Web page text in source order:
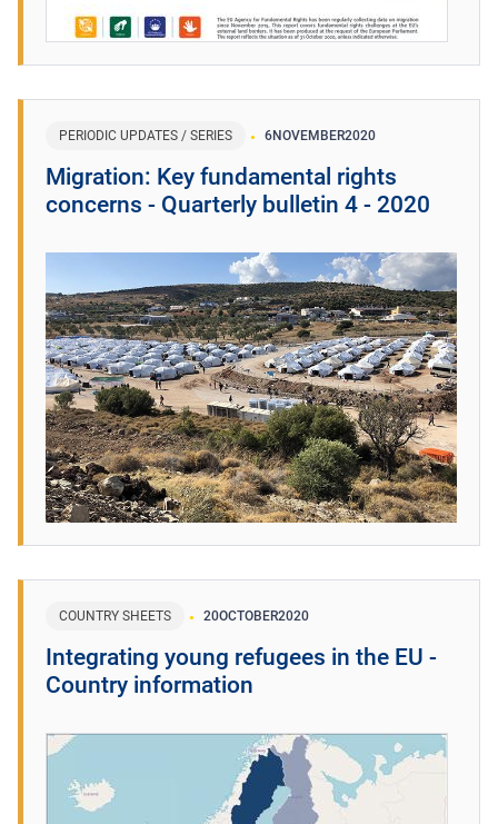
PERIODIC UPDATES / SERIES 6NOVEMBER2020
Migration: Key fundamental rights
concerns - Quarterly bulletin 4 - 2020
COUNTRY SHEETS 20OCTOBER2020
Integrating young refugees in the EU -
Country information